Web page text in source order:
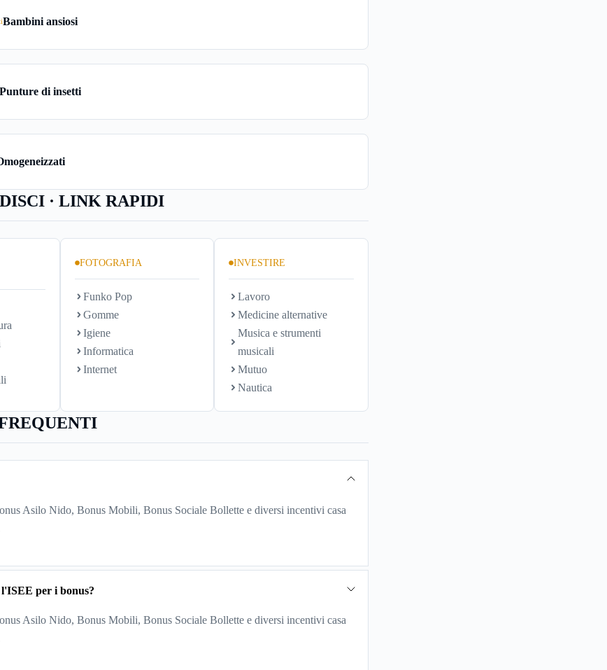
Bambini ansiosi
di insetti
· LINK RAPIDI
FOTOGRAFIA
Funko Pop
Gomme
Igiene
Informatica
Internet
INVESTIRE
Lavoro
Medicine alternative
Musica e strumenti
musicali
Mutuo
Nautica
Asilo Nido, Bonus Mobili, Bonus Sociale Bollette e diversi incentivi casa
l'ISEE per i bonus?
Asilo Nido, Bonus Mobili, Bonus Sociale Bollette e diversi incentivi casa